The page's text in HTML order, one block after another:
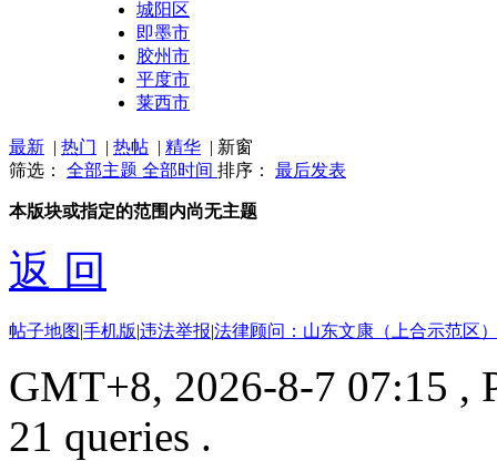
城阳区
即墨市
胶州市
平度市
莱西市
最新 | 热门 | 热帖 | 精华 | 新窗
筛选： 全部主题 全部时间 排序： 最后发表
本版块或指定的范围内尚无主题
返 回
帖子地图|手机版|违法举报|法律顾问：山东文康（上合示范区
GMT+8, 2026-8-7 07:15 ,
21 queries .